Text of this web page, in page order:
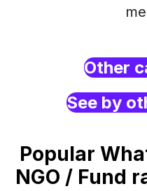
Other
See by
Popular
NGO / Fund